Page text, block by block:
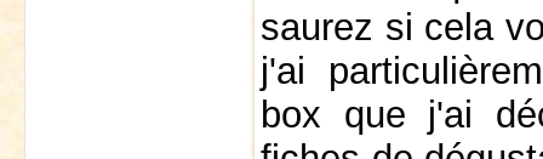
saurez si cela
j'ai
box que j'ai